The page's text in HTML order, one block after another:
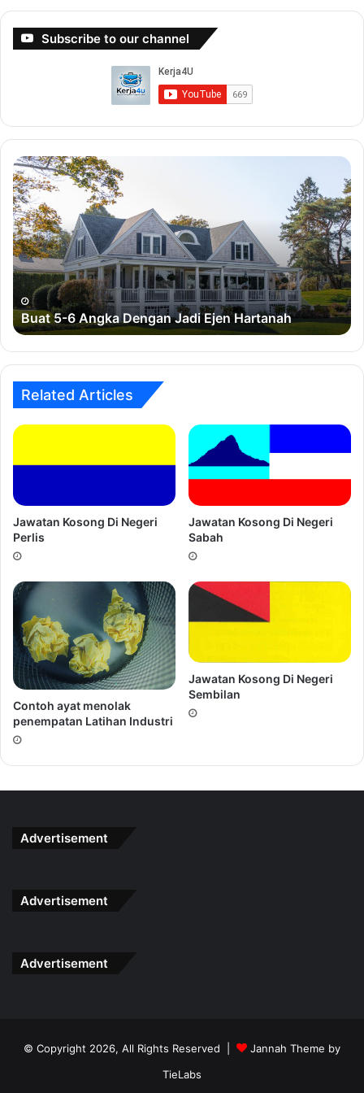
Klik Di Sini
Subscribe to our channel
Buat
5-
6
Angka
Dengan
Jadi
Ejen
Hartanah
Buat 5-6 Angka Dengan Jadi Ejen Hartanah
Related Articles
Jawatan Kosong Di Negeri
Perlis
Jawatan Kosong Di Negeri
Sabah
Contoh ayat menolak
penempatan Latihan Industri
Jawatan Kosong Di Negeri
Sembilan
Advertisement
Advertisement
Advertisement
© Copyright 2026, All Rights Reserved |
Jannah Theme by
TieLabs